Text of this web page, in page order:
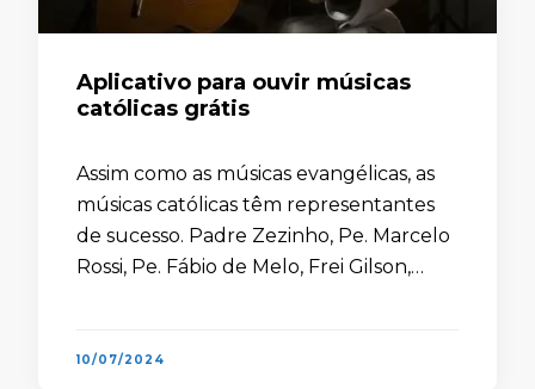
Aplicativo para ouvir músicas
católicas grátis
Assim como as músicas evangélicas, as
músicas católicas têm representantes
de sucesso. Padre Zezinho, Pe. Marcelo
Rossi, Pe. Fábio de Melo, Frei Gilson,
entre …
10/07/2024